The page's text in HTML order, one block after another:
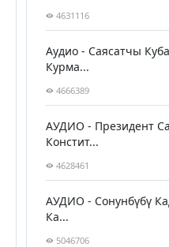
4631116
Аудио - Саясатчы
Курма...
4666389
АУДИО - Президент
Констит...
4628461
АУДИО - Сонунбүбү
Ка...
5046706